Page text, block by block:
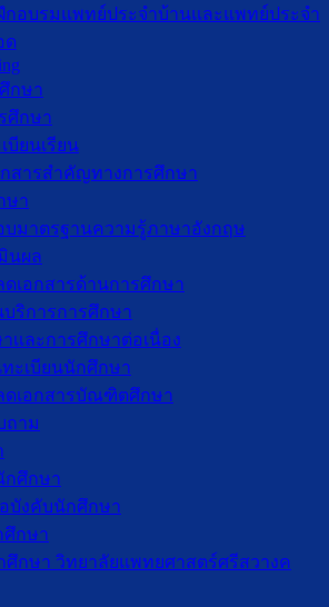
กอบรมแพทย์ประจำบ้านและแพทย์ประจำ
ด
กษา
ศึกษา
บียนเรียน
กสารสำคัญทางการศึกษา
ษา
บมาตรฐานความรู้ภาษาอังกฤษ
นผล
เอกสารด้านการศึกษา
ริการการศึกษา
เละการศึกษาต่อเนื่อง
ะเบียนนักศึกษา
ดเอกสารบัณฑิตศึกษา
ถาม
กศึกษา
บังคับนักศึกษา
ศึกษา
ศึกษา วิทยาลัยแพทยศาสตร์ศรีสวางค